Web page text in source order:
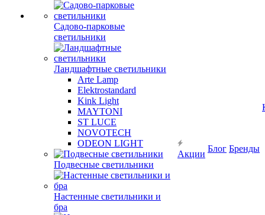
Садово-парковые
светильники
Ландшафтные светильники
Arte Lamp
Elektrostandard
Kink Light
MAYTONI
ST LUCE
NOVOTECH
ODEON LIGHT
Подвесные светильники
Настенные светильники и
бра
Акции
Блог Бренды